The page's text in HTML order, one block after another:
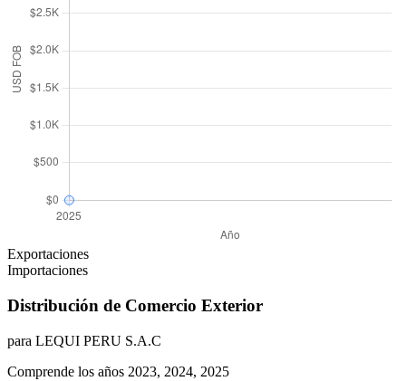
Exportaciones
Importaciones
Distribución de Comercio Exterior
para LEQUI PERU S.A.C
Comprende los años 2023, 2024, 2025